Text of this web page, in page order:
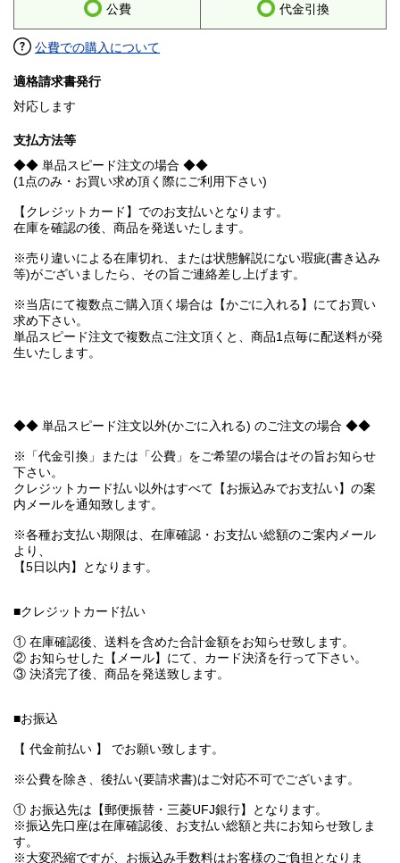
公費 代金引換
公費での購入について
適格請求書発行
対応します
支払方法等
◆◆ 単品スピード注文の場合 ◆◆
(1点のみ・お買い求め頂く際にご利用下さい)
【クレジットカード】でのお支払いとなります。
在庫を確認の後、商品を発送いたします。
※売り違いによる在庫切れ、または状態解説にない瑕疵(書き込み
等)がございましたら、その旨ご連絡差し上げます。
※当店にて複数点ご購入頂く場合は【かごに入れる】にてお買い
求め下さい。
単品スピード注文で複数点ご注文頂くと、商品1点毎に配送料が発
生いたします。
◆◆ 単品スピード注文以外(かごに入れる) のご注文の場合 ◆◆
※「代金引換」または「公費」をご希望の場合はその旨お知らせ
下さい。
クレジットカード払い以外はすべて【お振込みでお支払い】の案
内メールを通知致します。
※各種お支払い期限は、在庫確認・お支払い総額のご案内メール
より、
【5日以内】となります。
■クレジットカード払い
① 在庫確認後、送料を含めた合計金額をお知らせ致します。
② お知らせした【メール】にて、カード決済を行って下さい。
③ 決済完了後、商品を発送致します。
■お振込
【 代金前払い 】 でお願い致します。
※公費を除き、後払い(要請求書)はご対応不可でございます。
① お振込先は【郵便振替・三菱UFJ銀行】となります。
※振込先口座は在庫確認後、お支払い総額と共にお知らせ致しま
す。
※大変恐縮ですが、お振込み手数料はお客様のご負担となりま